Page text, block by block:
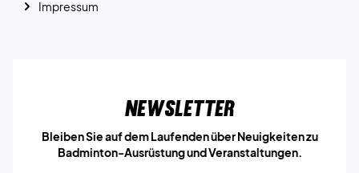
Impressum
Newsletter
Bleiben Sie auf dem Laufenden über Neuigkeiten zu
Badminton-Ausrüstung und Veranstaltungen.